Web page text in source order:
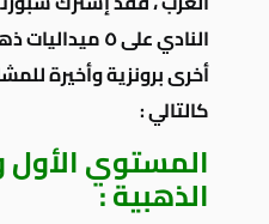
الناديعلى٥ميداليات
أخرىبرونزيةوأخيرة
كالتالي:
المستوي الأول
الذهبية :